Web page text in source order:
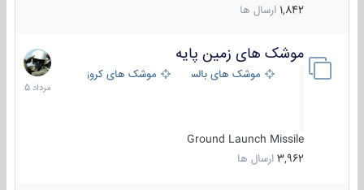
1,842 ارسال ها
موشک های زمین پایه
موشک های بالستیک موشک های کروز
Ground Launch Missile
3,962 ارسال ها
2
مرداد
1405